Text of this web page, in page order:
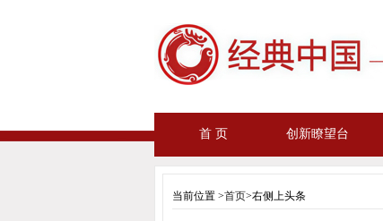
首 页 创新瞭望台
当前位置 >首页>右侧上头条